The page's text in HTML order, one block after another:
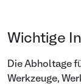
Wichtige
Die Abholtage
Werkzeuge,